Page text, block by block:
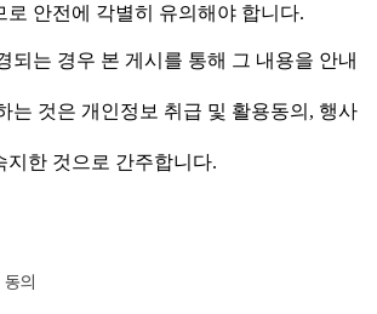
로 안전에 각별히 유의해야 합니다.
되는 경우 본 게시를 통해 그 내용을 안내
는 것은 개인정보 취급 및 활용동의, 행사
지한 것으로 간주합니다.
의